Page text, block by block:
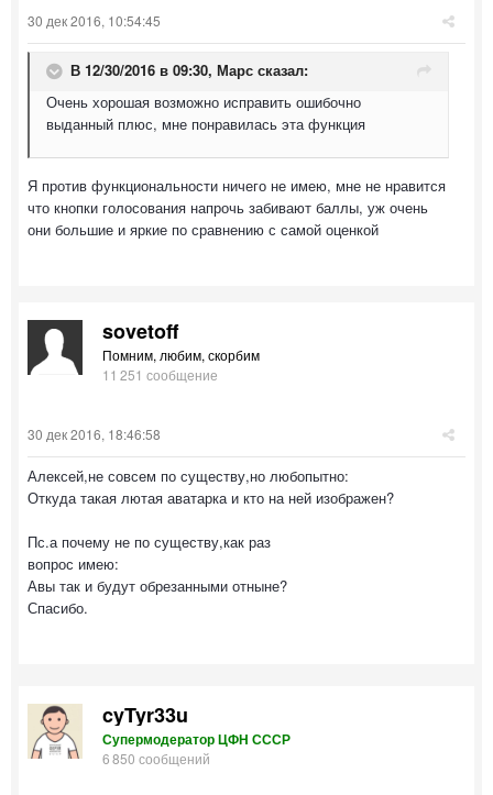
30 дек 2016, 10:54:45
В 12/30/2016 в 09:30, Марс сказал:
Очень хорошая возможно исправить ошибочно
выданный плюс, мне понравилась эта функция
Я против функциональности ничего не имею, мне не нравится
что кнопки голосования напрочь забивают баллы, уж очень
они большие и яркие по сравнению с самой оценкой
sovetoff
Помним, любим, скорбим
11 251 сообщение
30 дек 2016, 18:46:58
Алексей,не совсем по существу,но любопытно:
Откуда такая лютая аватарка и кто на ней изображен?
Пс.а почему не по существу,как раз
вопрос имею:
Авы так и будут обрезанными отныне?
Спасибо.
cyTyr33u
Супермодератор ЦФН СССР
6 850 сообщений